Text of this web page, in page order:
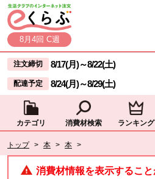
ページの先頭です。
本文へジャンプする。
8月4回 C週
ここからサイト内共通メニューです。
サイト内共通メニューをスキップする
注文締切 8/17(月)～8/22(土)
配達予定 8/24(月)～8/29(土)
カテゴリ 消費材検索 ランキング
トップ > 本 > 本 >
現在位置ここまで
消費材情報を表示すること